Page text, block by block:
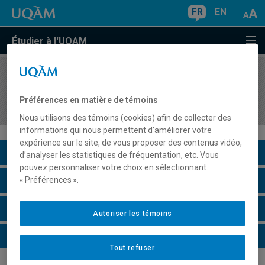
FR EN
Étudier à l'UQAM
COURS//
en développement de carrière
Description du cours
Horaire - Été 2026
Horaire - Automne 2026
Horaire - Hiver 2027
Préférences en matière de témoins
Nous utilisons des témoins (cookies) afin de collecter des
informations qui nous permettent d’améliorer votre
expérience sur le site, de vous proposer des contenus vidéo,
d’analyser les statistiques de fréquentation, etc. Vous
pouvez personnaliser votre choix en sélectionnant
« Préférences ».
Tout refuser
Autoriser les témoins